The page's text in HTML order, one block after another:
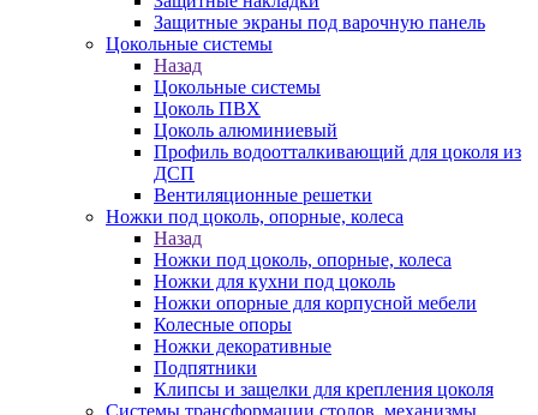
Защитные экраны под варочную панель
Цокольные системы
Назад
Цокольные системы
Цоколь ПВХ
Цоколь алюминиевый
Профиль водоотталкивающий для цоколя из
ДСП
Вентиляционные решетки
Ножки под цоколь, опорные, колеса
Назад
Ножки под цоколь, опорные, колеса
Ножки для кухни под цоколь
Ножки опорные для корпусной мебели
Колесные опоры
Ножки декоративные
Подпятники
Клипсы и защелки для крепления цоколя
Системы трансформации столов, механизмы